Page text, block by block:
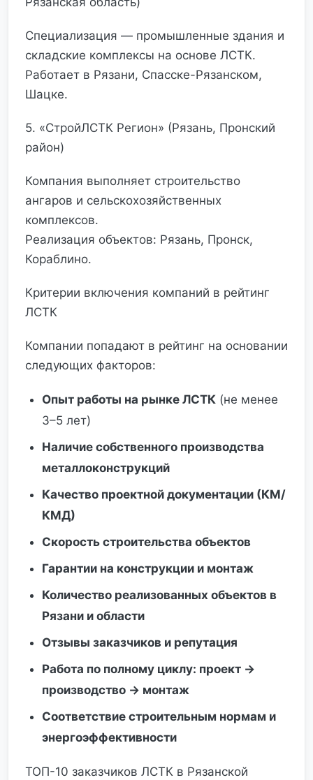
Специализация — промышленные здания и
складские комплексы на основе ЛСТК.
Работает в Рязани, Спасске-Рязанском,
Шацке.
5. «СтройЛСТК Регион» (Рязань, Пронский
район)
Компания выполняет строительство
ангаров и сельскохозяйственных
комплексов.
Реализация объектов: Рязань, Пронск,
Кораблино.
Критерии включения компаний в рейтинг
ЛСТК
Компании попадают в рейтинг на основании
следующих факторов:
Опыт работы на рынке ЛСТК (не менее
3–5 лет)
Наличие собственного производства
металлоконструкций
Качество проектной документации (КМ/
КМД)
Скорость строительства объектов
Гарантии на конструкции и монтаж
Количество реализованных объектов в
Рязани и области
Отзывы заказчиков и репутация
Работа по полному циклу: проект →
производство → монтаж
Соответствие строительным нормам и
энергоэффективности
ТОП-10 заказчиков ЛСТК в Рязанской